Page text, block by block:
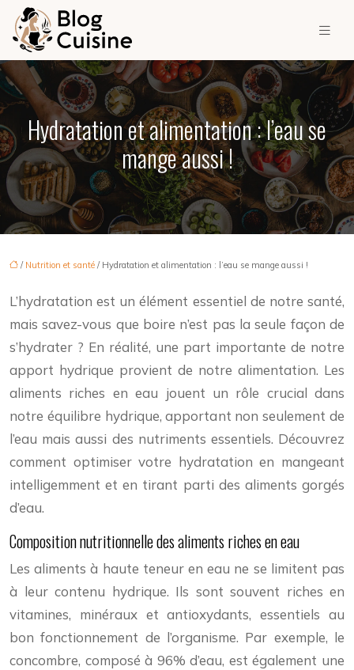
Hydratation et alimentation : l’eau se
mange aussi !
/ Nutrition et santé / Hydratation et alimentation : l’eau se mange aussi !
L’hydratation est un élément essentiel de notre santé,
mais savez-vous que boire n’est pas la seule façon de
s’hydrater ? En réalité, une part importante de notre
apport hydrique provient de notre alimentation. Les
aliments riches en eau jouent un rôle crucial dans
notre équilibre hydrique, apportant non seulement de
l’eau mais aussi des nutriments essentiels. Découvrez
comment optimiser votre hydratation en mangeant
intelligemment et en tirant parti des aliments gorgés
d’eau.
Composition nutritionnelle des aliments riches en eau
Les aliments à haute teneur en eau ne se limitent pas
à leur contenu hydrique. Ils sont souvent riches en
vitamines, minéraux et antioxydants, essentiels au
bon fonctionnement de l’organisme. Par exemple, le
concombre, composé à 96% d’eau, est également une